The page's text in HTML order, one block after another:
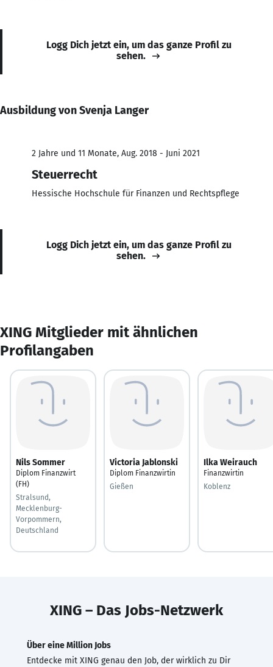
Logg Dich jetzt ein, um das ganze Profil zu
sehen.
Ausbildung von Svenja Langer
2 Jahre und 11 Monate, Aug. 2018 - Juni 2021
Steuerrecht
Hessische Hochschule für Finanzen und Rechtspflege
Logg Dich jetzt ein, um das ganze Profil zu
sehen.
XING Mitglieder mit ähnlichen
Profilangaben
Nils Sommer
Diplom Finanzwirt
(FH)
Stralsund,
Mecklenburg-
Vorpommern,
Deutschland
Victoria Jablonski
Diplom Finanzwirtin
Gießen
Ilka Weirauch
Finanzwirtin
Koblenz
XING – Das Jobs-Netzwerk
Über eine Million Jobs
Entdecke mit XING genau den Job, der wirklich zu Dir